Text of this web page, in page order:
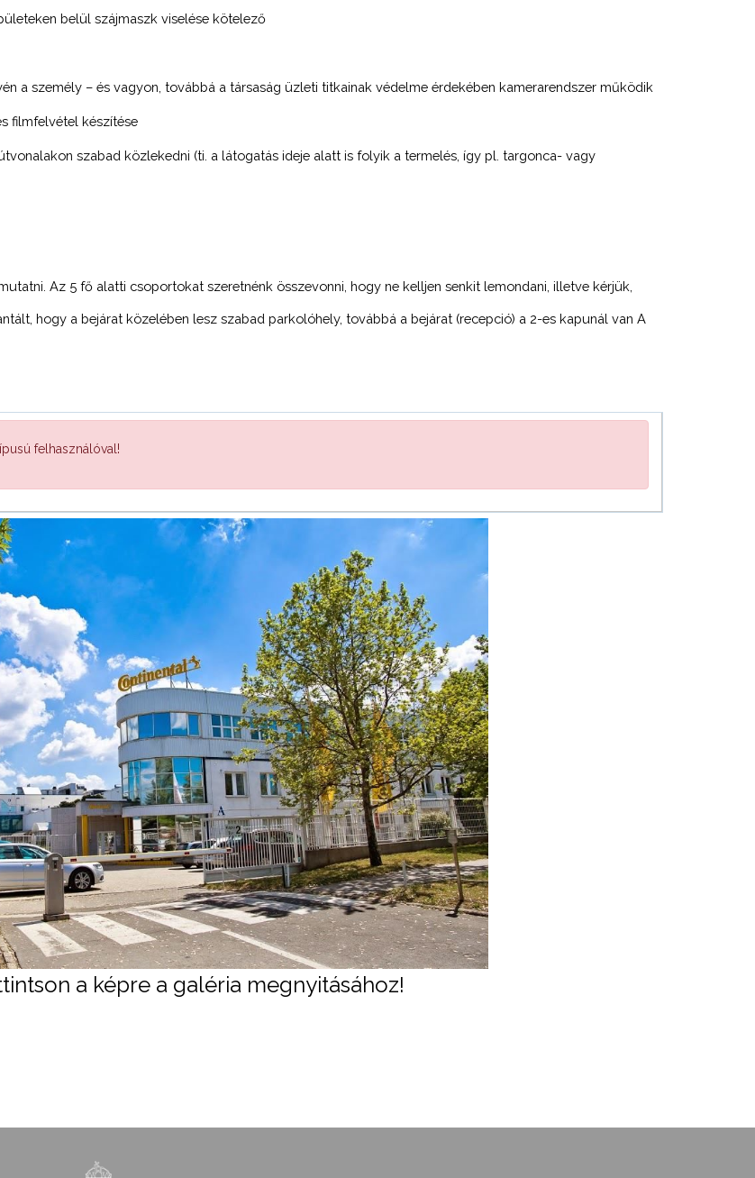
belül szájmaszk viselése kötelező
a személy – és vagyon, továbbá a társaság üzleti titkainak védelme érdekében kamerarendszer működik
filmfelvétel készítése
szabad közlekedni (ti. a látogatás ideje alatt is folyik a termelés, így pl. targonca- vagy
Az 5 fő alatti csoportokat szeretnénk összevonni, hogy ne kelljen senkit lemondani, illetve kérjük,
hogy a bejárat közelében lesz szabad parkolóhely, továbbá a bejárat (recepció) a 2-es kapunál van A
felhasználóval!
a képre a galéria megnyitásához!